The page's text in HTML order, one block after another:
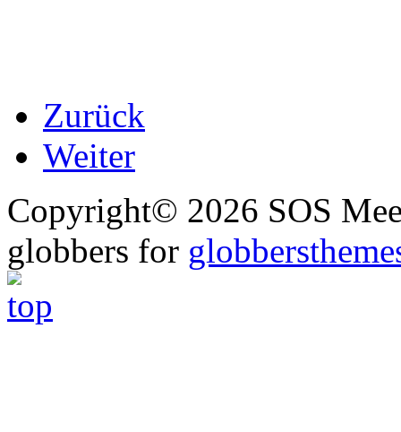
Zurück
Weiter
Copyright© 2026 SOS
globbers for